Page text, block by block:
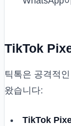
TikTok
틱톡은 공격적
왔습니다:
TikTok